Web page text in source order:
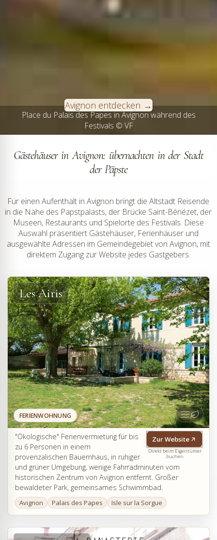
Place du Palais des Papes in Avignon während des
Festivals © VF
Rue des Teinturiers während des Festival d'Avignon im Juli
© VF
Avignon entdecken
Gästehäuser in Avignon: übernachten in der Stadt
der Päpste
Für einen Aufenthalt in Avignon bringt die Altstadt Reisende
in die Nähe des Papstpalasts, der Brücke Saint-Bénézet, der
Museen, Restaurants und Spielorte des Festivals. Diese
Auswahl präsentiert Gästehäuser, Ferienhäuser und
ausgewählte Adressen im Gemeindegebiet von Avignon, mit
direktem Zugang zur Website jedes Gastgebers.
FERIENWOHNUNG
Les Airis
Zur Website
Direkt beim Eigentümer
buchen
"Ökologische" Ferienvermietung für bis
zu 6 Personen in einem
provenzalischen Bauernhaus, in ruhiger
und grüner Umgebung, wenige Fahrradminuten vom
historischen Zentrum von Avignon entfernt. Großer
bewaldeter Park, gemeinsames Schwimmbad.
Avignon Palais des Papes Isle sur la Sorgue